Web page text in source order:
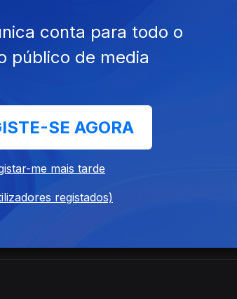
Carvalho, Leonardo
de Hugo Correia, Inês
conta para todo o
público de media
SE AGORA
me mais tarde
registados)